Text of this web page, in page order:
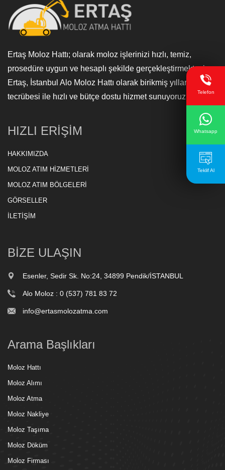
Ertaş Moloz Hattı; olarak moloz işlerinizi hızlı, temiz,
prosedüre uygun ve hesaplı şekilde gerçekleştirmekteyiz.
Ertaş, İstanbul Alo Moloz Hattı olarak birikmiş yılların
tecrübesi ile hızlı ve bütçe dostu hizmet sunuyoruz.
HIZLI ERİŞİM
HAKKIMIZDA
MOLOZ ATIM HİZMETLERİ
MOLOZ ATIM BÖLGELERİ
GÖRSELLER
İLETİŞİM
BİZE ULAŞIN
Esenler, Sedir Sk. No:24, 34899 Pendik/İSTANBUL
Alo Moloz : 0 (537) 781 83 72
info@ertasmolozatma.com
Arama Başlıkları
Moloz Hattı
Moloz Alımı
Moloz Atma
Moloz Nakliye
Moloz Taşıma
Moloz Döküm
Moloz Firması
Telefon
Whatsapp
Teklif Al